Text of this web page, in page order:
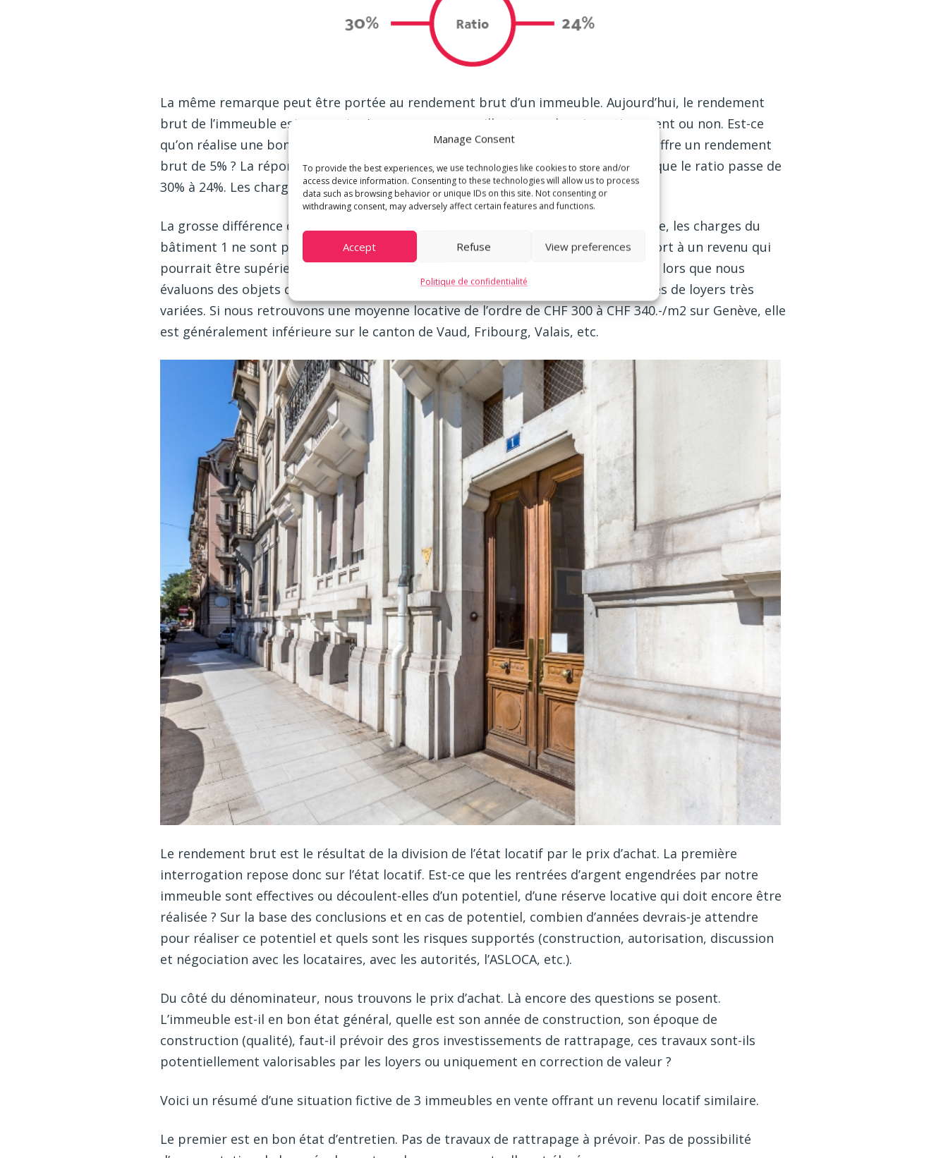
Manage Consent
To provide the best experiences, we use technologies like cookies to store and/or
access device information. Consenting to these technologies will allow us to process
data such as browsing behavior or unique IDs on this site. Not consenting or
withdrawing consent, may adversely affect certain features and functions.
Accept Refuse View preferences
Politique de confidentialité
La même remarque peut être portée au rendement brut d’un immeuble. Aujourd’hui, le rendement
brut de l’immeuble est souvent mis en exergue pour illustrer un bon investissement ou non. Est-ce
qu’on réalise une bonne affaire en acquérant un immeuble locatif résidentiel qui offre un rendement
brut de 5% ? La réponse est bien plus complexe qu’il n’y paraît. Nous constatons que le ratio passe de
30% à 24%. Les charges sont pourtant identiques pour les deux objets.
La grosse différence découle des revenus engendrés par les deux bâtiments. In fine, les charges du
bâtiment 1 ne sont pas plus élevées en terme absolu mais importantes par rapport à un revenu qui
pourrait être supérieur (potentiel locatif, réserve). Cette remarque s’applique dès lors que nous
évaluons des objets qui sont situés dans des cantons différents avec des moyennes de loyers très
variées. Si nous retrouvons une moyenne locative de l’ordre de CHF 300 à CHF 340.-/m2 sur Genève, elle
est généralement inférieure sur le canton de Vaud, Fribourg, Valais, etc.
Le rendement brut est le résultat de la division de l’état locatif par le prix d’achat. La première
interrogation repose donc sur l’état locatif. Est-ce que les rentrées d’argent engendrées par notre
immeuble sont effectives ou découlent-elles d’un potentiel, d’une réserve locative qui doit encore être
réalisée ? Sur la base des conclusions et en cas de potentiel, combien d’années devrais-je attendre
pour réaliser ce potentiel et quels sont les risques supportés (construction, autorisation, discussion
et négociation avec les locataires, avec les autorités, l’ASLOCA, etc.).
Du côté du dénominateur, nous trouvons le prix d’achat. Là encore des questions se posent.
L’immeuble est-il en bon état général, quelle est son année de construction, son époque de
construction (qualité), faut-il prévoir des gros investissements de rattrapage, ces travaux sont-ils
potentiellement valorisables par les loyers ou uniquement en correction de valeur ?
Voici un résumé d’une situation fictive de 3 immeubles en vente offrant un revenu locatif similaire.
Le premier est en bon état d’entretien. Pas de travaux de rattrapage à prévoir. Pas de possibilité